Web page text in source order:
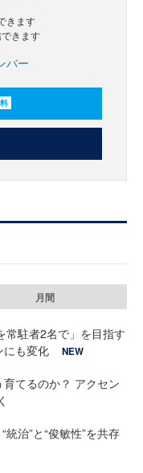
きます
きます
バー
月間
常駐者2名で」を目指す
にも変化
NEW
てるのか？ アクセン
治”と“俊敏性”を共存